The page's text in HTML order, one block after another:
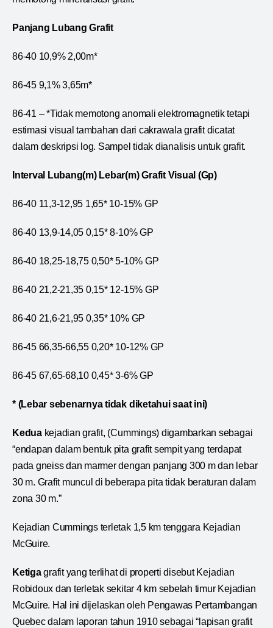
Panjang Lubang Grafit
86-40 10,9% 2,00m*
86-45 9,1% 3,65m*
86-41 – *Tidak memotong anomali elektromagnetik tetapi
estimasi visual tambahan dari cakrawala grafit dicatat
dalam deskripsi log. Sampel tidak dianalisis untuk grafit.
Interval Lubang(m) Lebar(m) Grafit Visual (Gp)
86-40 11,3-12,95 1,65* 10-15% GP
86-40 13,9-14,05 0,15* 8-10% GP
86-40 18,25-18,75 0,50* 5-10% GP
86-40 21,2-21,35 0,15* 12-15% GP
86-40 21,6-21,95 0,35* 10% GP
86-45 66,35-66,55 0,20* 10-12% GP
86-45 67,65-68,10 0,45* 3-6% GP
* (Lebar sebenarnya tidak diketahui saat ini)
Keduakejadian grafit, (Cummings) digambarkan sebagai
“endapan dalam bentuk pita grafit sempit yang terdapat
pada gneiss dan marmer dengan panjang 300 m dan lebar
30 m. Grafit muncul di beberapa pita tidak beraturan dalam
zona 30 m.”
Kejadian Cummings terletak 1,5 km tenggara Kejadian
McGuire.
Ketigagrafit yang terlihat di properti disebut Kejadian
Robidoux dan terletak sekitar 4 km sebelah timur Kejadian
McGuire. Hal ini dijelaskan oleh Pengawas Pertambangan
Quebec dalam laporan tahun 1910 sebagai “lapisan grafit